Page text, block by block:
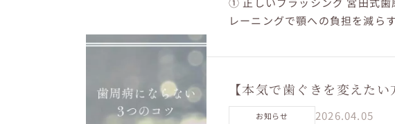
レーニングで顎への負担を減ら
【本気で歯ぐきを変えたい
お知らせ 2026.04.05